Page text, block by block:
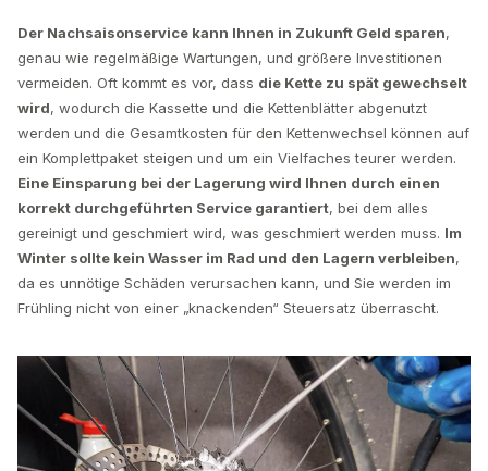
Der Nachsaisonservice kann Ihnen in Zukunft Geld sparen,
genau wie regelmäßige Wartungen, und größere Investitionen
vermeiden. Oft kommt es vor, dass die Kette zu spät gewechselt
wird, wodurch die Kassette und die Kettenblätter abgenutzt
werden und die Gesamtkosten für den Kettenwechsel können auf
ein Komplettpaket steigen und um ein Vielfaches teurer werden.
Eine Einsparung bei der Lagerung wird Ihnen durch einen
korrekt durchgeführten Service garantiert, bei dem alles
gereinigt und geschmiert wird, was geschmiert werden muss. Im
Winter sollte kein Wasser im Rad und den Lagern verbleiben,
da es unnötige Schäden verursachen kann, und Sie werden im
Frühling nicht von einer „knackenden“ Steuersatz überrascht.